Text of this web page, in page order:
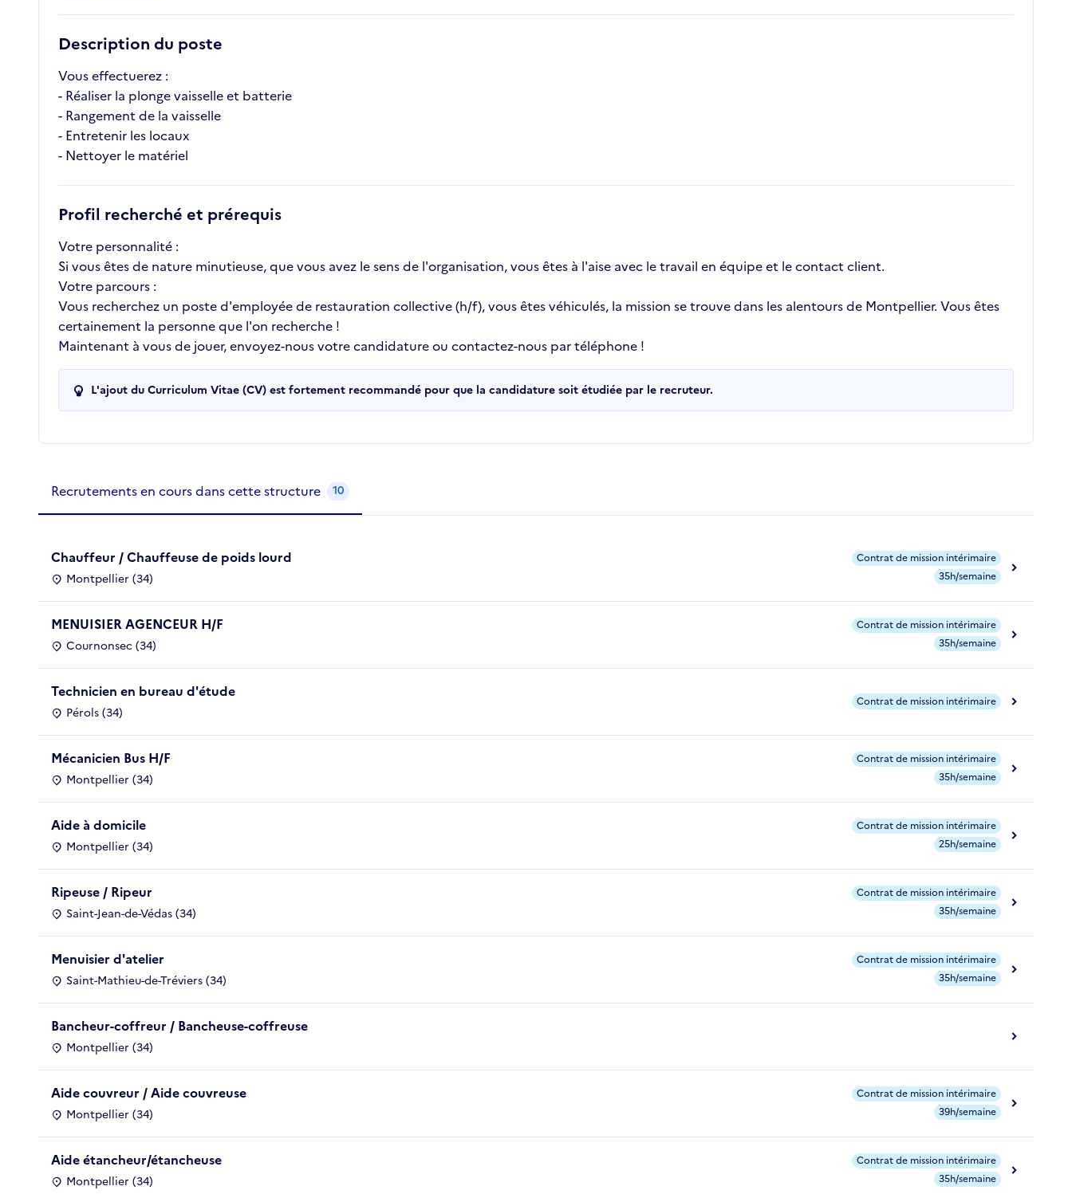
Description du poste
Vous effectuerez :
- Réaliser la plonge vaisselle et batterie
- Rangement de la vaisselle
- Entretenir les locaux
- Nettoyer le matériel
Profil recherché et prérequis
Votre personnalité :
Si vous êtes de nature minutieuse, que vous avez le sens de l'organisation, vous êtes à l'aise avec le travail en équipe et le contact client.
Votre parcours :
Vous recherchez un poste d'employée de restauration collective (h/f), vous êtes véhiculés, la mission se trouve dans les alentours de Montpellier. Vous êtes
certainement la personne que l'on recherche !
Maintenant à vous de jouer, envoyez-nous votre candidature ou contactez-nous par téléphone !
L'ajout du Curriculum Vitae (CV) est fortement recommandé pour que la candidature soit étudiée par le recruteur.
Recrutements de la structure
Recrutements en cours dans cette structure 10
Chauffeur / Chauffeuse de poids lourd
Montpellier (34)
Contrat de mission intérimaire
35h/semaine
MENUISIER AGENCEUR H/F
Cournonsec (34)
Contrat de mission intérimaire
35h/semaine
Technicien en bureau d'étude
Pérols (34)
Contrat de mission intérimaire
Mécanicien Bus H/F
Montpellier (34)
Contrat de mission intérimaire
35h/semaine
Aide à domicile
Montpellier (34)
Contrat de mission intérimaire
25h/semaine
Ripeuse / Ripeur
Saint-Jean-de-Védas (34)
Contrat de mission intérimaire
35h/semaine
Menuisier d'atelier
Saint-Mathieu-de-Tréviers (34)
Contrat de mission intérimaire
35h/semaine
Bancheur-coffreur / Bancheuse-coffreuse
Montpellier (34)
Aide couvreur / Aide couvreuse
Montpellier (34)
Contrat de mission intérimaire
39h/semaine
Aide étancheur/étancheuse
Montpellier (34)
Contrat de mission intérimaire
35h/semaine